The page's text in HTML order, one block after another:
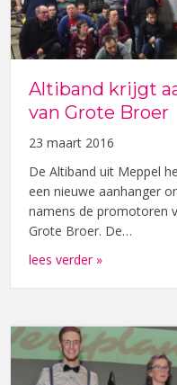
Grote Broer
Altiband krijgt
van Grote Broer
23 maart 2016
De Altiband uit Meppel
een nieuwe aanhanger
namens de promotoren
Grote Broer. De…
lees verder »about